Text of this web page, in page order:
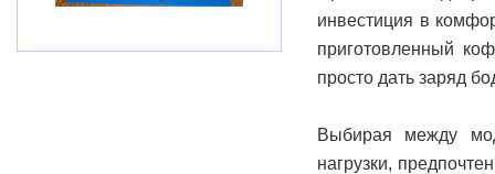
инвестиция в
приготовленный
просто дать заряд
Выбирая между
нагрузки,